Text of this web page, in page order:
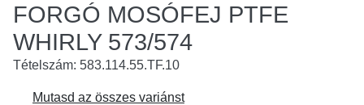
FORGÓ MOSÓFEJ PTFE
WHIRLY 573/574
Tételszám: 583.114.55.TF.10
Mutasd az összes variánst